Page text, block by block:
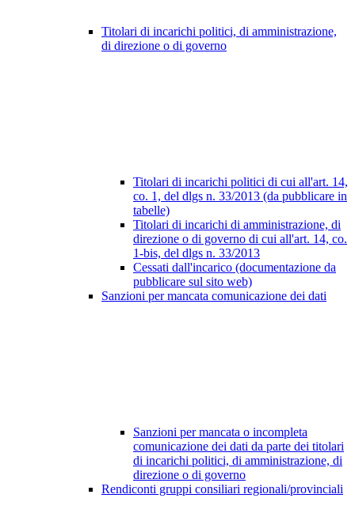
Titolari di incarichi politici, di amministrazione,
di direzione o di governo
Titolari di incarichi politici di cui all'art. 14,
co. 1, del dlgs n. 33/2013 (da pubblicare in
tabelle)
Titolari di incarichi di amministrazione, di
direzione o di governo di cui all'art. 14, co.
1-bis, del dlgs n. 33/2013
Cessati dall'incarico (documentazione da
pubblicare sul sito web)
Sanzioni per mancata comunicazione dei dati
Sanzioni per mancata o incompleta
comunicazione dei dati da parte dei titolari
di incarichi politici, di amministrazione, di
direzione o di governo
Rendiconti gruppi consiliari regionali/provinciali